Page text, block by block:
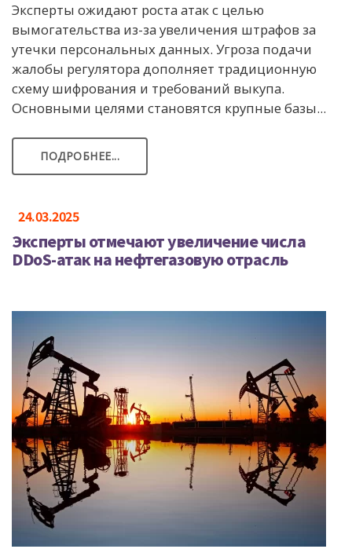
Эксперты ожидают роста атак с целью
вымогательства из-за увеличения штрафов за
утечки персональных данных. Угроза подачи
жалобы регулятора дополняет традиционную
схему шифрования и требований выкупа.
Основными целями становятся крупные базы...
ПОДРОБНЕЕ...
24.03.2025
Эксперты отмечают увеличение числа
DDoS-атак на нефтегазовую отрасль